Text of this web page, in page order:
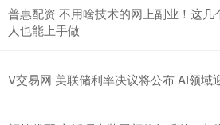
普惠配资 不用啥技术的网上副业！这几
人也能上手做
V交易网 美联储利率决议将公布 AI领域